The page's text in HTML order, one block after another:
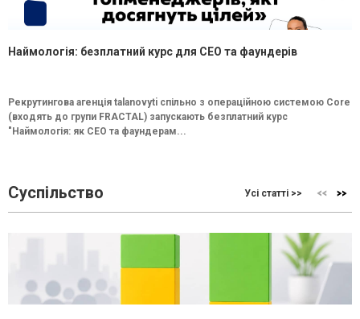
Наймологія: безплатний курс для CEO та фаундерів
Рекрутингова агенція talanovyti спільно з операційною системою Core
(входять до групи FRACTAL) запускають безплатний курс
"Наймологія: як СEO та фаундерам...
Суспільство Усі статті >>